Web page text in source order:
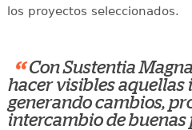
los proyectos seleccionados.
“ Con Sustentia
hacer visibles aquellas
generando cambios,
intercambio de